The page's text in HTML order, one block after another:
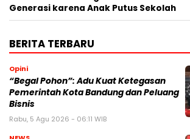
Generasi karena Anak Putus Sekolah
BERITA TERBARU
Opini
“Begal Pohon”: Adu Kuat Ketegasan
Pemerintah Kota Bandung dan Peluang
Bisnis
Rabu, 5 Agu 2026 - 06:11 WIB